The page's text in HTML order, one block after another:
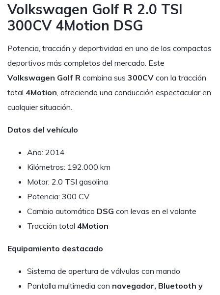
Volkswagen Golf R 2.0 TSI
300CV 4Motion DSG
Potencia, tracción y deportividad en uno de los compactos
deportivos más completos del mercado. Este
Volkswagen Golf R combina sus 300CV con la tracción
total 4Motion, ofreciendo una conducción espectacular en
cualquier situación.
Datos del vehículo
Año: 2014
Kilómetros: 192.000 km
Motor: 2.0 TSI gasolina
Potencia: 300 CV
Cambio automático DSG con levas en el volante
Tracción total 4Motion
Equipamiento destacado
Sistema de apertura de válvulas con mando
Pantalla multimedia con navegador, Bluetooth y